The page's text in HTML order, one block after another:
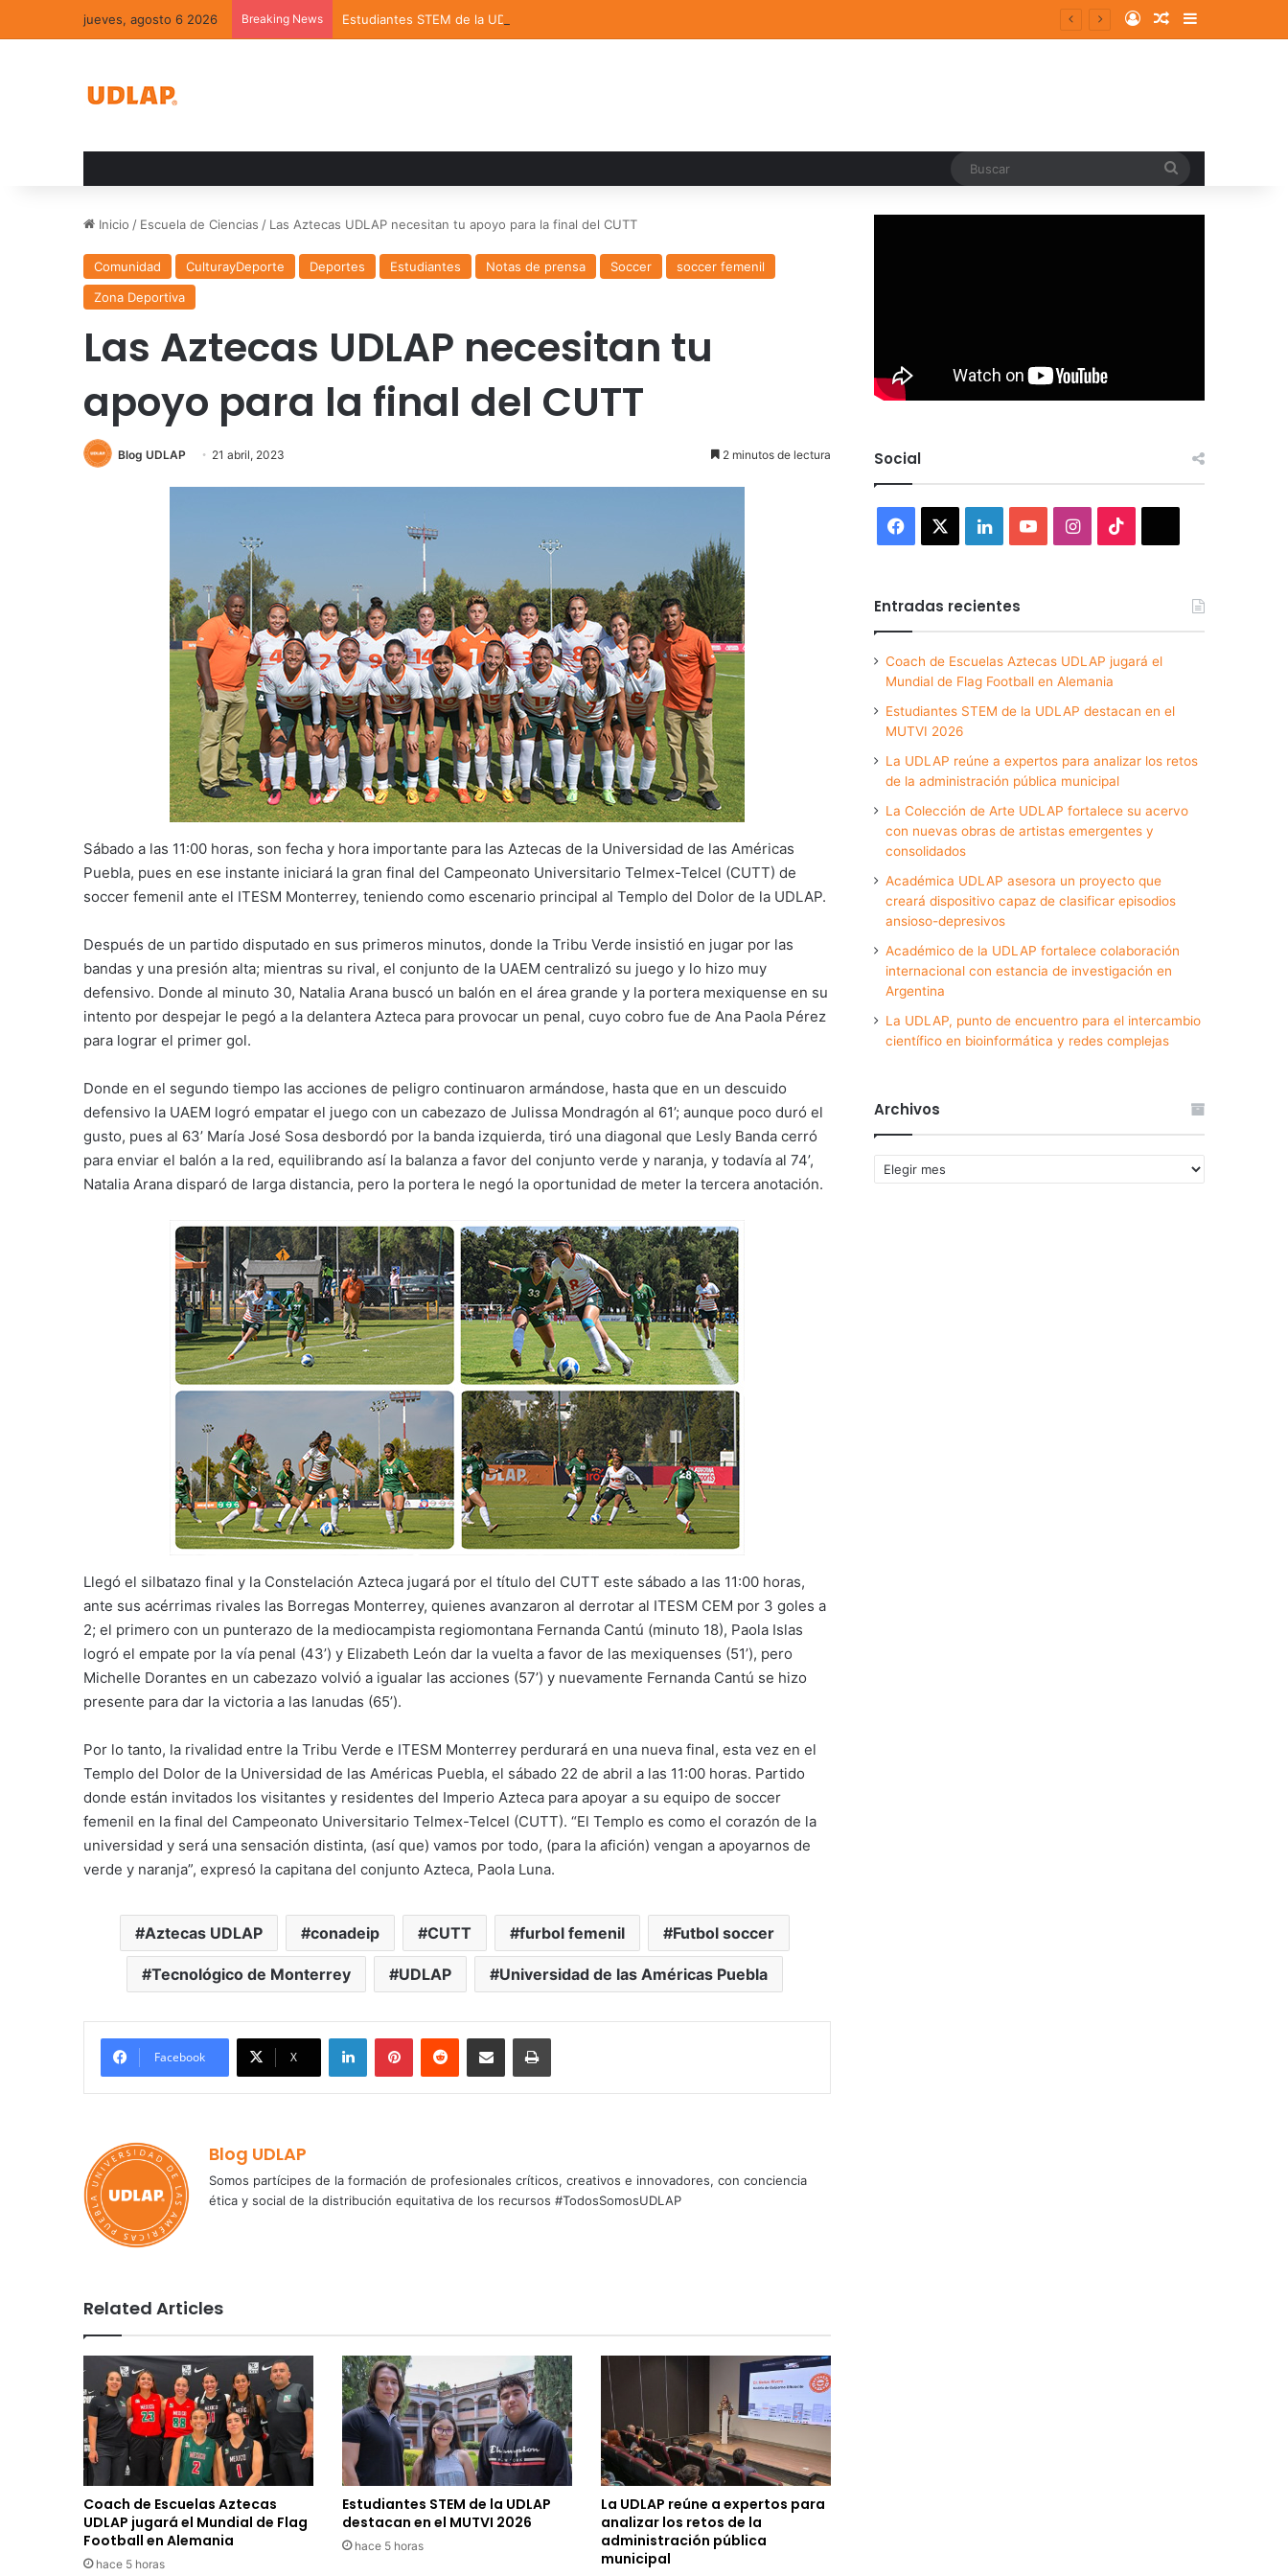
jueves, agosto 6 2026 Breaking News Estudiantes STEM de la UDLAP destacan en el MUTVI 2026 Log InRandom Article
Sidebar
Inicio / Escuela de Ciencias / Las Aztecas UDLAP necesitan tu apoyo para la final del CUTT
Comunidad CulturayDeporte Deportes Estudiantes Notas de prensa Soccer
soccer femenil
Zona Deportiva
Las Aztecas UDLAP necesitan tu
apoyo para la final del CUTT
Blog UDLAP 21 abril, 2023 2 minutos de lectura
Sábado a las 11:00 horas, son fecha y hora importante para las Aztecas de la Universidad de las Américas
Puebla, pues en ese instante iniciará la gran final del Campeonato Universitario Telmex-Telcel (CUTT) de
soccer femenil ante el ITESM Monterrey, teniendo como escenario principal al Templo del Dolor de la UDLAP.
Después de un partido disputado en sus primeros minutos, donde la Tribu Verde insistió en jugar por las
bandas y una presión alta; mientras su rival, el conjunto de la UAEM centralizó su juego y lo hizo muy
defensivo. Donde al minuto 30, Natalia Arana buscó un balón en el área grande y la portera mexiquense en su
intento por despejar le pegó a la delantera Azteca para provocar un penal, cuyo cobro fue de Ana Paola Pérez
para lograr el primer gol.
Donde en el segundo tiempo las acciones de peligro continuaron armándose, hasta que en un descuido
defensivo la UAEM logró empatar el juego con un cabezazo de Julissa Mondragón al 61’; aunque poco duró el
gusto, pues al 63’ María José Sosa desbordó por la banda izquierda, tiró una diagonal que Lesly Banda cerró
para enviar el balón a la red, equilibrando así la balanza a favor del conjunto verde y naranja, y todavía al 74’,
Natalia Arana disparó de larga distancia, pero la portera le negó la oportunidad de meter la tercera anotación.
Llegó el silbatazo final y la Constelación Azteca jugará por el título del CUTT este sábado a las 11:00 horas,
ante sus acérrimas rivales las Borregas Monterrey, quienes avanzaron al derrotar al ITESM CEM por 3 goles a
2; el primero con un punterazo de la mediocampista regiomontana Fernanda Cantú (minuto 18), Paola Islas
logró el empate por la vía penal (43’) y Elizabeth León dar la vuelta a favor de las mexiquenses (51’), pero
Michelle Dorantes en un cabezazo volvió a igualar las acciones (57’) y nuevamente Fernanda Cantú se hizo
presente para dar la victoria a las lanudas (65’).
Por lo tanto, la rivalidad entre la Tribu Verde e ITESM Monterrey perdurará en una nueva final, esta vez en el
Templo del Dolor de la Universidad de las Américas Puebla, el sábado 22 de abril a las 11:00 horas. Partido
donde están invitados los visitantes y residentes del Imperio Azteca para apoyar a su equipo de soccer
femenil en la final del Campeonato Universitario Telmex-Telcel (CUTT). “El Templo es como el corazón de la
universidad y será una sensación distinta, (así que) vamos por todo, (para la afición) vengan a apoyarnos de
verde y naranja”, expresó la capitana del conjunto Azteca, Paola Luna.
Aztecas UDLAP conadeip CUTT furbol femenil Futbol soccer
Tecnológico de Monterrey UDLAP Universidad de las Américas Puebla
Facebook X
LinkedInPinterestReddit Share via Email Print
Blog UDLAP
Somos partícipes de la formación de profesionales críticos, creativos e innovadores, con conciencia
ética y social de la distribución equitativa de los recursos #TodosSomosUDLAP
Related Articles
Coach de Escuelas Aztecas
UDLAP jugará el Mundial de Flag
Football en Alemania
hace 5 horas
Estudiantes STEM de la UDLAP
destacan en el MUTVI 2026
hace 5 horas
La UDLAP reúne a expertos para
analizar los retos de la
administración pública
municipal
Social
Facebook LinkedInYouTubeInstagram
Entradas recientes
Coach de Escuelas Aztecas UDLAP jugará el
Mundial de Flag Football en Alemania
Estudiantes STEM de la UDLAP destacan en el
MUTVI 2026
La UDLAP reúne a expertos para analizar los retos
de la administración pública municipal
La Colección de Arte UDLAP fortalece su acervo
con nuevas obras de artistas emergentes y
consolidados
Académica UDLAP asesora un proyecto que
creará dispositivo capaz de clasificar episodios
ansioso-depresivos
Académico de la UDLAP fortalece colaboración
internacional con estancia de investigación en
Argentina
La UDLAP, punto de encuentro para el intercambio
científico en bioinformática y redes complejas
Archivos
Archivos